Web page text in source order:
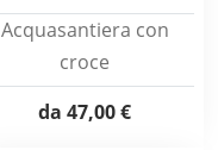
Acquasantiera con
croce
da 47,00 €